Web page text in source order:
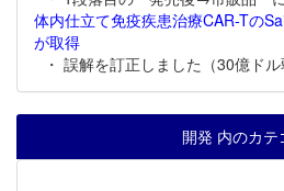
体内仕立て免疫疾患治療CAR-Tの
が取得
・ 誤解を訂正しました（30億ド
開発 内のカテ